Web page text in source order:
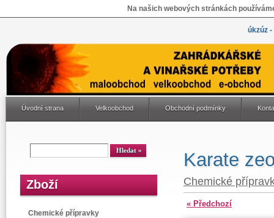
Na našich webových stránkách
úkzúz
Úvodní strana Velkoobchod Obchodní podmínky
Zboží
Chemické přípravky
Karate
Chemické
« Předchozí